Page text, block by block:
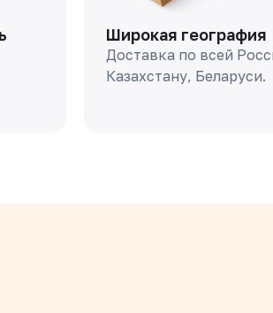
Широкая география
Доставка по всей
Казахстану, Беларуси.